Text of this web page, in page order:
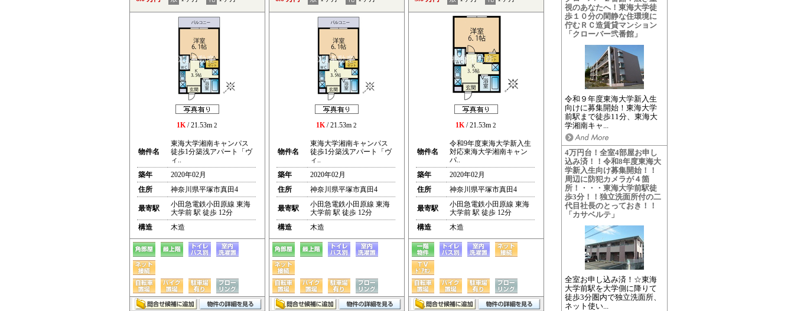
視のあなたへ！東海大学徒
歩１０分の閑静な住環境に
佇むＲＣ造賃貸マンション
「クローバー弐番館」
令和９年度東海大学新入生
向けに募集開始！東海大学
前駅まで徒歩11分、東海大
学湘南キャ...
4万円台！全室4部屋お申し
込み済！！令和8年度東海大
学新入生向け募集開始！！
周辺に防犯カメラが４箇
所！・・・東海大学前駅徒
歩3分！！独立洗面所付の二
代目社長のとっておき！！
「カサベルテ」
全室お申し込み済！☆東海
大学前駅を大学側に降りて
徒歩3分圏内で独立洗面所、
ネット使い...
1K/ 21.53m 2
物件名
東海大学湘南キャンパス
徒歩1分築浅アパート「ヴ
ィ..
築年
2020年02月
住所
神奈川県平塚市真田4
最寄駅
小田急電鉄小田原線 東海
大学前 駅 徒歩 12分
構造
木造
1K/ 21.53m 2
物件名
東海大学湘南キャンパス
徒歩1分築浅アパート「ヴ
ィ..
築年
2020年02月
住所
神奈川県平塚市真田4
最寄駅
小田急電鉄小田原線 東海
大学前 駅 徒歩 12分
構造
木造
1K/ 21.53m 2
物件名
令和9年度東海大学新入生
対応東海大学湘南キャン
パ..
築年
2020年02月
住所
神奈川県平塚市真田4
最寄駅
小田急電鉄小田原線 東海
大学前 駅 徒歩 12分
構造
木造